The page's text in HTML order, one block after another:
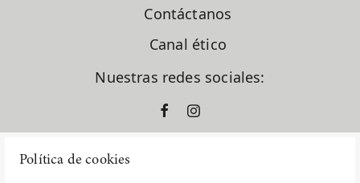
Política de cookies
Contáctanos
Canal ético
Nuestras redes sociales: